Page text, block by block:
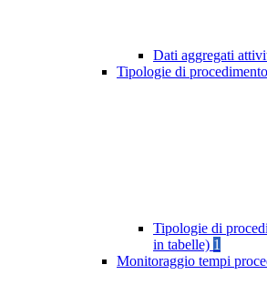
Dati aggregati
Tipologie di procedimento
Tipologie di
in tabelle) 1
Monitoraggio tempi